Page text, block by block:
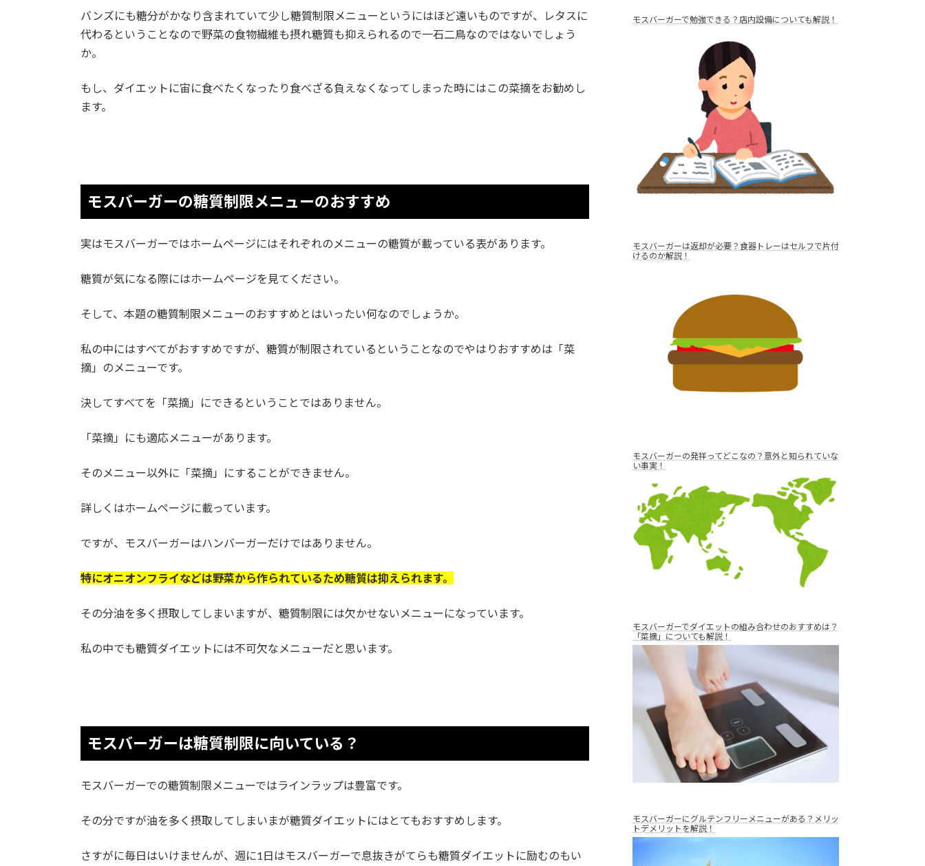
バンズにも糖分がかなり含まれていて少し糖質制限メニューというにはほど遠いものですが、レタスに
代わるということなので野菜の食物繊維も摂れ糖質も抑えられるので一石二鳥なのではないでしょう
か。
もし、ダイエットに宙に食べたくなったり食べざる負えなくなってしまった時にはこの菜摘をお勧めし
ます。
モスバーガーの糖質制限メニューのおすすめ
実はモスバーガーではホームページにはそれぞれのメニューの糖質が載っている表があります。
糖質が気になる際にはホームページを見てください。
そして、本題の糖質制限メニューのおすすめとはいったい何なのでしょうか。
私の中にはすべてがおすすめですが、糖質が制限されているということなのでやはりおすすめは「菜
摘」のメニューです。
決してすべてを「菜摘」にできるということではありません。
「菜摘」にも適応メニューがあります。
そのメニュー以外に「菜摘」にすることができません。
詳しくはホームページに載っています。
ですが、モスバーガーはハンバーガーだけではありません。
特にオニオンフライなどは野菜から作られているため糖質は抑えられます。
その分油を多く摂取してしまいますが、糖質制限には欠かせないメニューになっています。
私の中でも糖質ダイエットには不可欠なメニューだと思います。
モスバーガーは糖質制限に向いている？
モスバーガーでの糖質制限メニューではラインラップは豊富です。
その分ですが油を多く摂取してしまいまが糖質ダイエットにはとてもおすすめします。
さすがに毎日はいけませんが、週に1日はモスバーガーで息抜きがてらも糖質ダイエットに励むのもい
モスバーガーで勉強できる？店内設備についても解説！
モスバーガーは返却が必要？食器トレーはセルフで片付
けるのか解説！
モスバーガーの発祥ってどこなの？意外と知られていな
い事実！
モスバーガーでダイエットの組み合わせのおすすめは？
「菜摘」についても解説！
モスバーガーにグルテンフリーメニューがある？メリッ
トデメリットを解説！